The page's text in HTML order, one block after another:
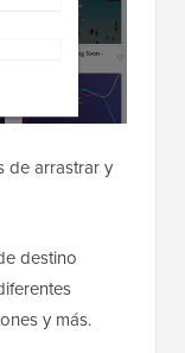
de arrastrar y
destino
y más.